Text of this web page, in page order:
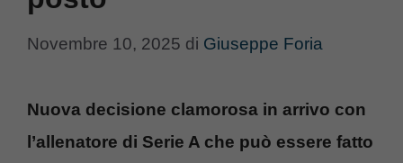
Novembre 10, 2025 di Giuseppe Foria
Nuova decisione clamorosa in arrivo con
l’allenatore di Serie A che può essere fatto